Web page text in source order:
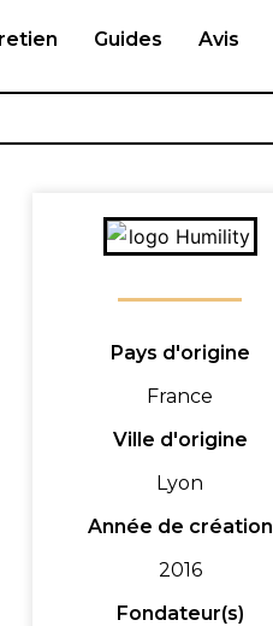
Guides Avis
Pays d'origine
France
Ville d'origine
Lyon
Année de création
2016
Fondateur(s)